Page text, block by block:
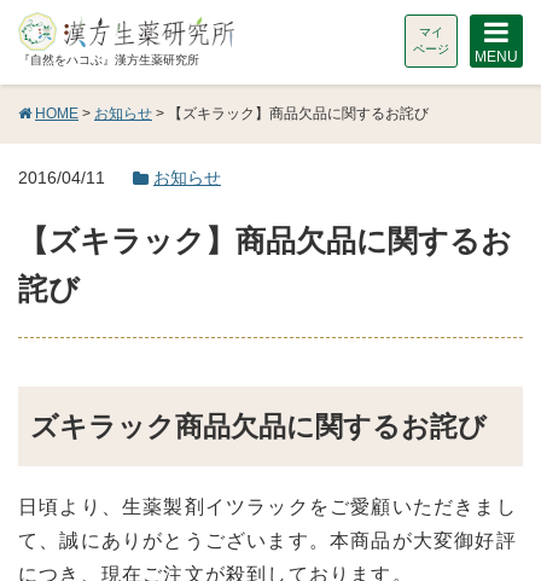
『自然をハコぶ』漢方生薬研究所
マイ
ページ
MENU
HOME > お知らせ > 【ズキラック】商品欠品に関するお詫び
2016/04/11 お知らせ
【ズキラック】商品欠品に関するお
詫び
ズキラック商品欠品に関するお詫び
日頃より、生薬製剤イツラックをご愛顧いただきまし
て、誠にありがとうございます。本商品が大変御好評
につき、現在ご注文が殺到しております。